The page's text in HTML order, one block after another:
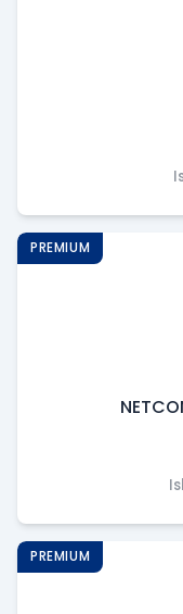
PREMIUM
PREMIUM